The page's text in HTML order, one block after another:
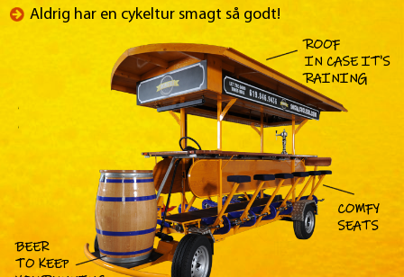
Aldrig har en cykeltur smagt så godt!